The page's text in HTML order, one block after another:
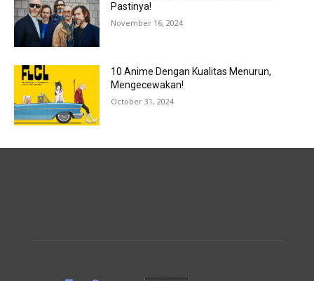
Pastinya!
November 16, 2024
10 Anime Dengan Kualitas Menurun,
Mengecewakan!
October 31, 2024